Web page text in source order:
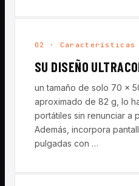
02 · Características
SU DISEÑO
un tamaño de solo 70 x
aproximado de 82 g, lo
portátiles sin renunciar a
Además, incorpora
pulgadas con …